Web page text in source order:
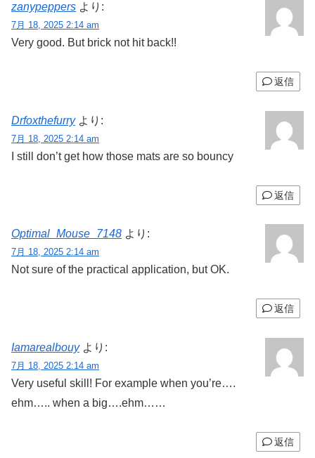
zanypeppers より:
7月 18, 2025 2:14 am
Very good. But brick not hit back!!
返信
Drfoxthefurry より:
7月 18, 2025 2:14 am
I still don’t get how those mats are so bouncy
返信
Optimal_Mouse_7148 より:
7月 18, 2025 2:14 am
Not sure of the practical application, but OK.
返信
Iamarealbouy より:
7月 18, 2025 2:14 am
Very useful skill! For example when you’re….
ehm….. when a big….ehm……
返信